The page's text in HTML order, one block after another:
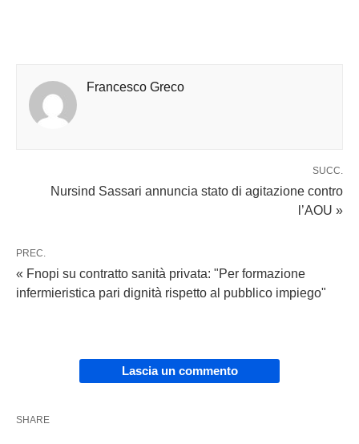
Francesco Greco
SUCC.
Nursind Sassari annuncia stato di agitazione contro
l’AOU »
PREC.
« Fnopi su contratto sanità privata: "Per formazione
infermieristica pari dignità rispetto al pubblico impiego"
Lascia un commento
SHARE